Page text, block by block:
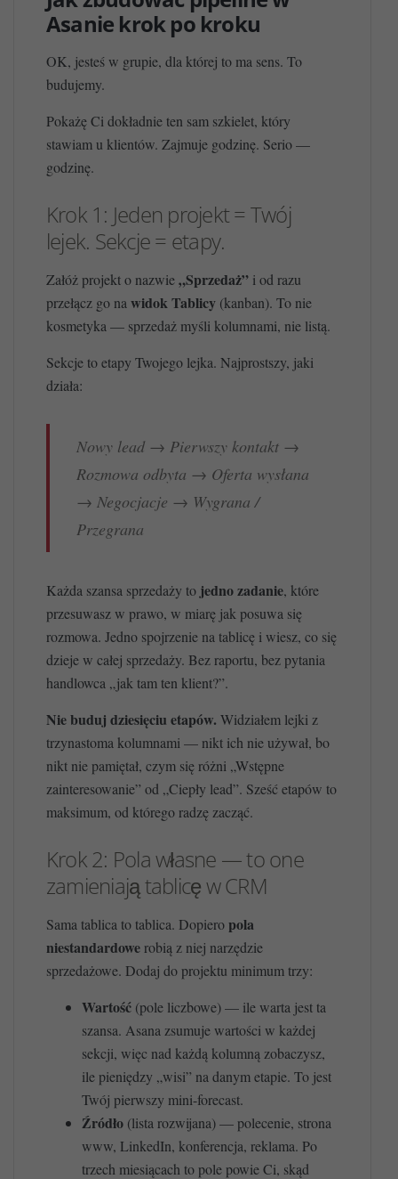
Asanie krok po kroku
OK, jesteś w grupie, dla której to ma sens. To
budujemy.
Pokażę Ci dokładnie ten sam szkielet, który
stawiam u klientów. Zajmuje godzinę. Serio —
godzinę.
Krok 1: Jeden projekt = Twój
lejek. Sekcje = etapy.
Załóż projekt o nazwie„Sprzedaż”i od razu
przełącz go na widok Tablicy(kanban). To nie
kosmetyka — sprzedaż myśli kolumnami, nie listą.
Sekcje to etapy Twojego lejka. Najprostszy, jaki
działa:
Nowy lead → Pierwszy kontakt →
Rozmowa odbyta → Oferta wysłana
→ Negocjacje → Wygrana /
Przegrana
Każda szansa sprzedaży to jedno zadanie, które
przesuwasz w prawo, w miarę jak posuwa się
rozmowa. Jedno spojrzenie na tablicę i wiesz, co się
dzieje w całej sprzedaży. Bez raportu, bez pytania
handlowca „jak tam ten klient?”.
Nie buduj dziesięciu etapów. Widziałem lejki z
trzynastoma kolumnami — nikt ich nie używał, bo
nikt nie pamiętał, czym się różni „Wstępne
zainteresowanie” od „Ciepły lead”. Sześć etapów to
maksimum, od którego radzę zacząć.
Krok 2: Pola własne — to one
zamieniają tablicę w CRM
Sama tablica to tablica. Dopieropola
niestandardowerobią z niej narzędzie
sprzedażowe. Dodaj do projektu minimum trzy:
Wartość(pole liczbowe) — ile warta jest ta
szansa. Asana zsumuje wartości w każdej
sekcji, więc nad każdą kolumną zobaczysz,
ile pieniędzy „wisi” na danym etapie. To jest
Twój pierwszy mini-forecast.
Źródło(lista rozwijana) — polecenie, strona
www, LinkedIn, konferencja, reklama. Po
trzech miesiącach to pole powie Ci, skąd